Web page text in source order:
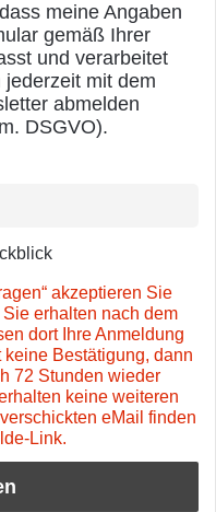
meine Angaben
gemäß Ihrer
und verarbeitet
mit dem
abmelden
DSGVO).
akzeptieren Sie
erhalten nach dem
dort Ihre Anmeldung
Bestätigung, dann
72 Stunden wieder
keine weiteren
eMail finden
Link.